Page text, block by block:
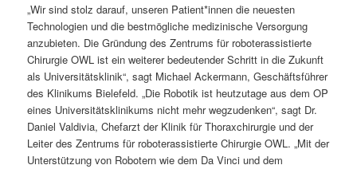
„Wir sind stolz darauf, unseren Patient*innen die neuesten
Technologien und die bestmögliche medizinische Versorgung
anzubieten. Die Gründung des Zentrums für roboterassistierte
Chirurgie OWL ist ein weiterer bedeutender Schritt in die Zukunft
als Universitätsklinik“, sagt Michael Ackermann, Geschäftsführer
des Klinikums Bielefeld. „Die Robotik ist heutzutage aus dem OP
eines Universitätsklinikums nicht mehr wegzudenken“, sagt Dr.
Daniel Valdivia, Chefarzt der Klinik für Thoraxchirurgie und der
Leiter des Zentrums für roboterassistierte Chirurgie OWL. „Mit der
Unterstützung von Robotern wie dem Da Vinci und dem